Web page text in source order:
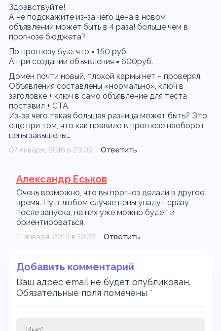
Здравствуйте!
А не подскажите из-за чего цена в новом
объявлении может быть в 4 раза! больше чем в
прогнозе бюджета?
По прогнозу 5у.е. что = 150 руб.
А при создании объявления = 600руб.
Домен почти новый, плохой кармы нет – проверял.
Объявления составлены «нормально», ключ в
заголовке + ключ в само объявление для теста
поставил + СТА.
Из-за чего такая большая разница может быть? Это
еще при том, что как правило в прогнозе наоборот
цены завышены…
07 января, 2016 в 23:09 Ответить
Александр Еськов
Очень возможно, что вы прогноз делали в другое
время. Ну в любом случае цены упадут сразу
после запуска, на них уже можно будет и
ориентироваться.
11 января, 2016 в 10:23 Ответить
Добавить комментарий
Ваш адрес email не будет опубликован.
Обязательные поля помечены *